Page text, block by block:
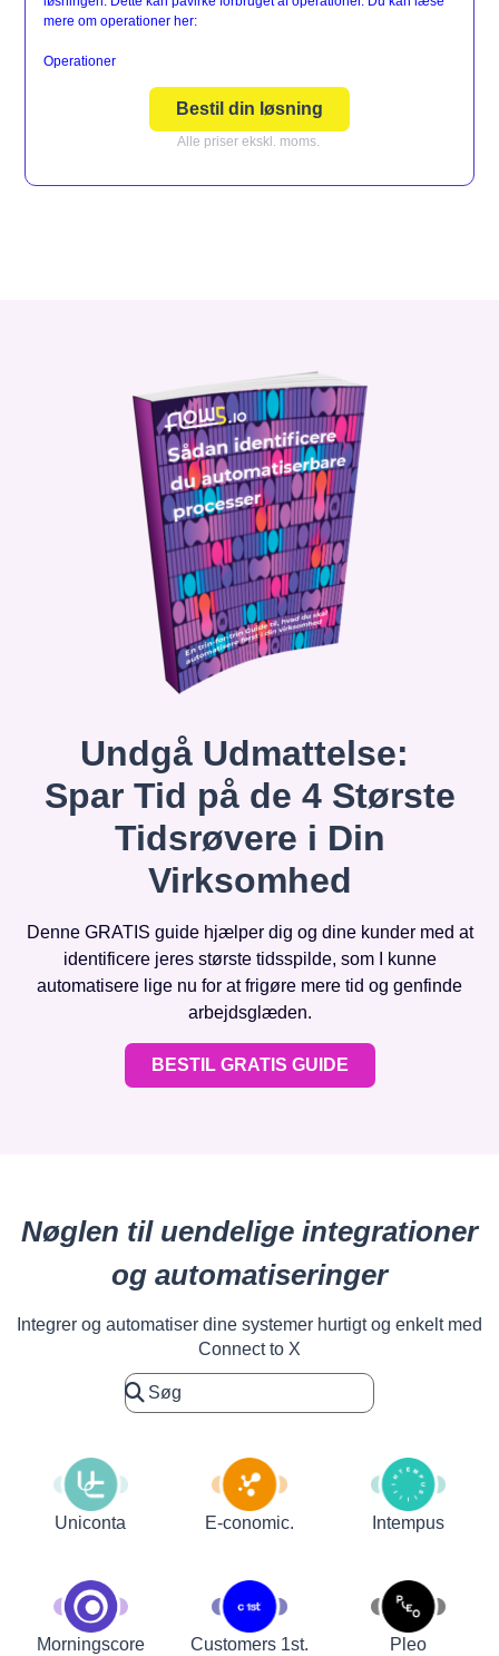
mere om operationer her:
Operationer
Bestil din løsning
Alle priser ekskl. moms.
Undgå Udmattelse:
Spar Tid på de 4 Største
Tidsrøvere i Din
Virksomhed
Denne GRATIS guide hjælper dig og dine kunder med at
identificere jeres største tidsspilde, som I kunne
automatisere lige nu for at frigøre mere tid og genfinde
arbejdsglæden.
BESTIL GRATIS GUIDE
Nøglen til uendelige integrationer
og automatiseringer
Integrer og automatiser dine systemer hurtigt og enkelt med
Connect to X
Uniconta E-conomic. Intempus
Morningscore Customers 1st. Pleo